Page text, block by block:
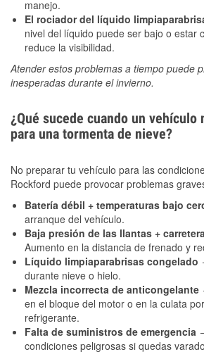
manejo.
El rociador del líquido
nivel del líquido puede ser bajo o estar
reduce la visibilidad.
Atender estos problemas a tiempo puede
inesperadas durante el invierno.
¿Qué sucede cuando un vehículo
para una tormenta de nieve?
No preparar tu vehículo para las
Rockford puede provocar problemas
Batería débil + temperaturas bajo
arranque del vehículo.
Baja presión de las llantas +
Aumento en la distancia de frenado y
Líquido limpiaparabrisas congelado
durante nieve o hielo.
Mezcla incorrecta de anticongelante
en el bloque del motor o en la culata
refrigerante.
Falta de suministros de emergencia
condiciones peligrosas si quedas